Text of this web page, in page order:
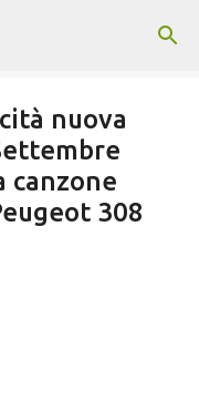
nuova
canzone
308